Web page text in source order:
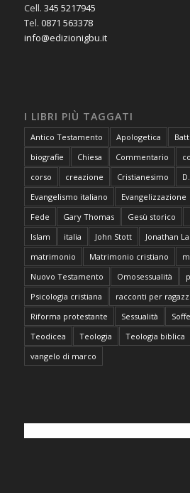
Cell. 345 5217945
Tel. 0871 563378
info@edizionigbu.it
I LIBRI PIÙ TAGGATI
Antico Testamento Apologetica
biografie
Chiesa Commentario
corso
creazione Cristianesimo
Evangelismo italiano
Evangelizzazione
Fede
Gary Thomas Gesù storico
Islam
italia John Stott Jonathan
matrimonio
Matrimonio cristiano
Nuovo Testamento
Omosessualità
Psicologia cristiana
racconti per ragazzi
Riforma protestante
Sessualità
Teodicea
Teologia Teologia biblica
vangelo di marco